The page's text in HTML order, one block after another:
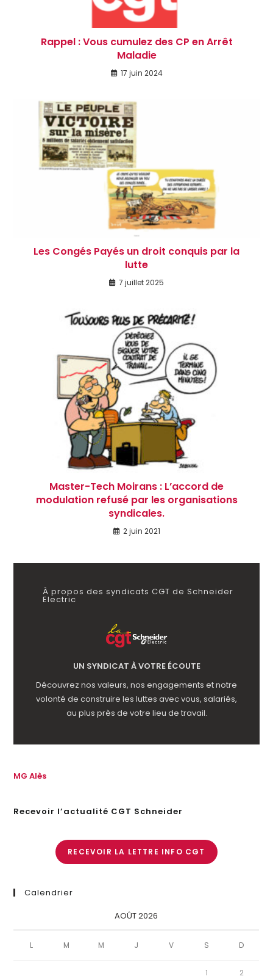
Rappel : Vous cumulez des CP en Arrêt
Maladie
17 juin 2024
Les Congés Payés un droit conquis par la
lutte
7 juillet 2025
Master-Tech Moirans : L’accord de
modulation refusé par les organisations
syndicales.
2 juin 2021
À propos des syndicats CGT de Schneider
Electric
UN SYNDICAT À VOTRE ÉCOUTE
Découvrez nos valeurs, nos engagements et notre
volonté de construire les luttes avec vous, salariés,
au plus près de votre lieu de travail.
MG Alès
Recevoir l’actualité CGT Schneider
RECEVOIR LA LETTRE INFO CGT
Calendrier
AOÛT 2026
L M M J V S D
1 2